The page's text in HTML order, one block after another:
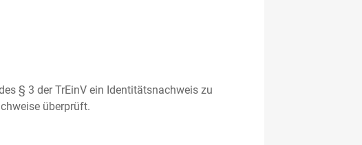
§ 3 der TrEinV ein Identitätsnachweis zu
überprüft.